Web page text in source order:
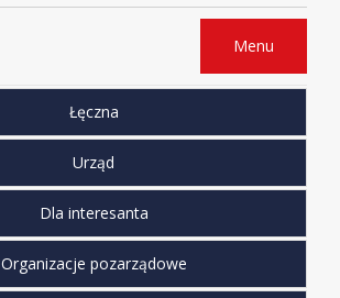
Menu
Łęczna
Urząd
Dla interesanta
Organizacje pozarządowe